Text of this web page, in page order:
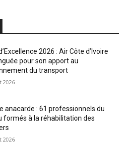
2026 : Air Côte d’Ivoire
pour son apport au
du transport
2026
anacarde : 61 professionnels du
formés à la réhabilitation des
2026